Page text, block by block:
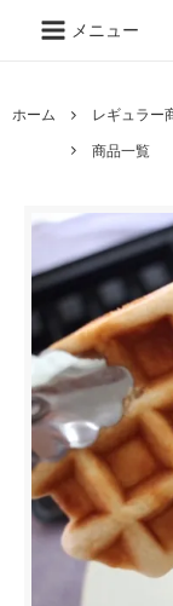
メニュー
ホーム
レギュラー
商品一覧